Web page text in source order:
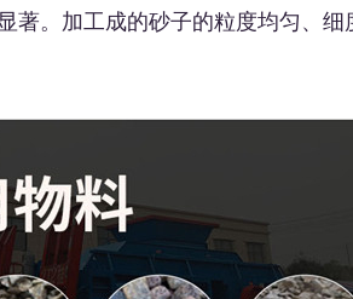
著。加工成的砂子的粒度均匀、